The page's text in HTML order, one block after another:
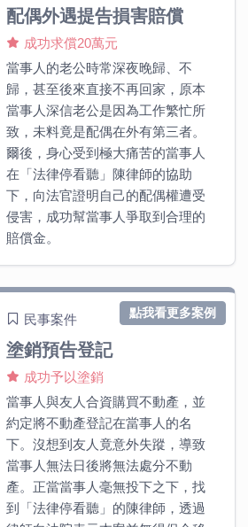
配偶外遇提告損害賠償
成功求償20萬元
當事人的老公時常深夜晚歸、不
歸，甚至後來直接不再回家，原本
當事人深信老公是因為工作繁忙所
致，未料竟是配偶在外有第三者。
爾後，身心受到極大痛苦的當事人
在「法律停看聽」陳律師的協助
下，向法官證明自己的配偶權遭受
侵害，成功幫當事人爭取到合理的
賠償金。
民事案件
塗銷預告登記
成功予以塗銷
當事人與友人合資購買不動產，並
約定將不動產登記在當事人的名
下。沒想到友人竟意外失蹤，導致
當事人無法日後將無法處分不動
產。正當當事人毫無投下之下，找
到「法律停看聽」的陳律師，透過
點我看更多案例